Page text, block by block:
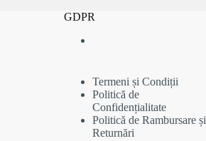
GDPR
Termeni și Condiții
Politică de
Confidențialitate
Politică de Rambursare și
Returnări